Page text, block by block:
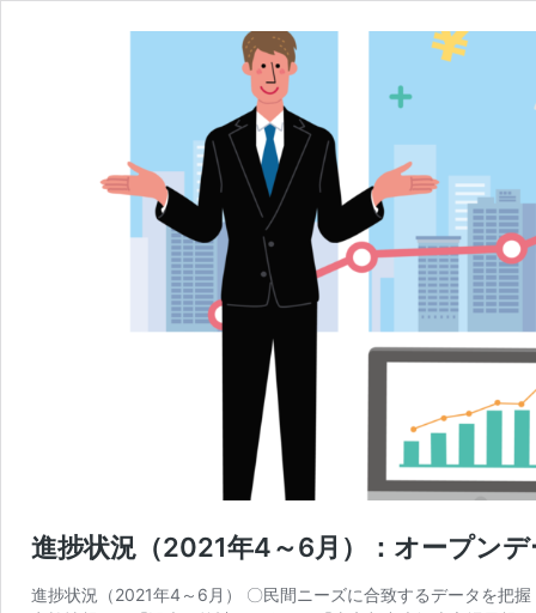
進捗状況（2021年4～6月）：オープン
進捗状況（2021年4～6月） 〇民間ニーズに合致するデータを把